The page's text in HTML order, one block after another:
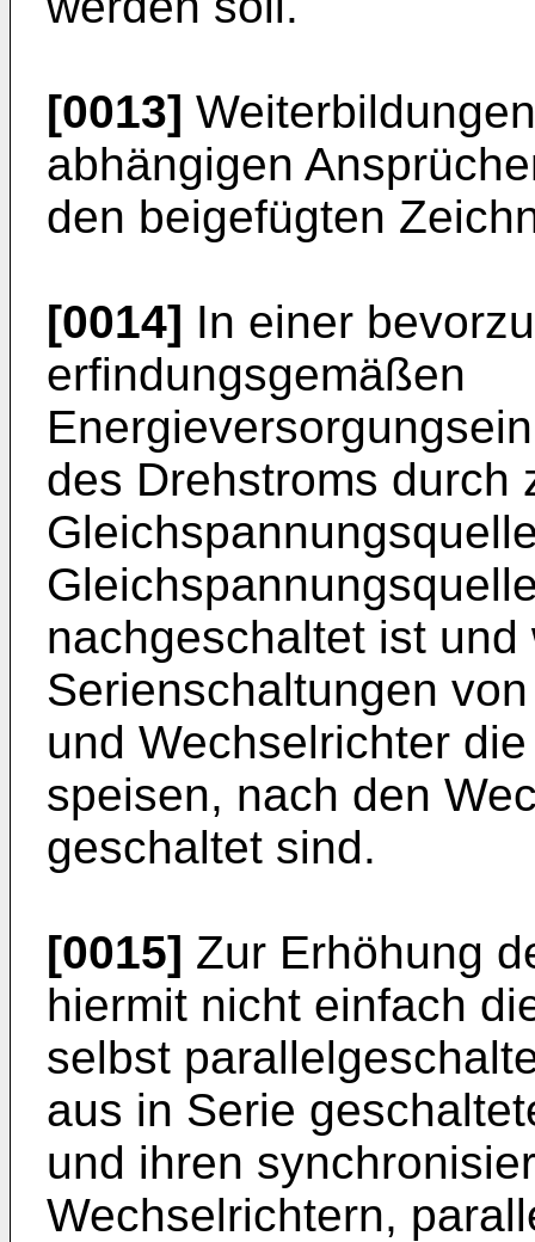
[0013]
abhängigen
den beigefügten
[0014] In einer
erfindungsgemäßen
des Drehstroms durch
nachgeschaltet ist
Serienschaltungen
und Wechselrichter
speisen, nach den
geschaltet sind.
[0015] Zur Erhöhung
hiermit nicht einfach
selbst
aus in Serie
und ihren
Wechselrichtern,